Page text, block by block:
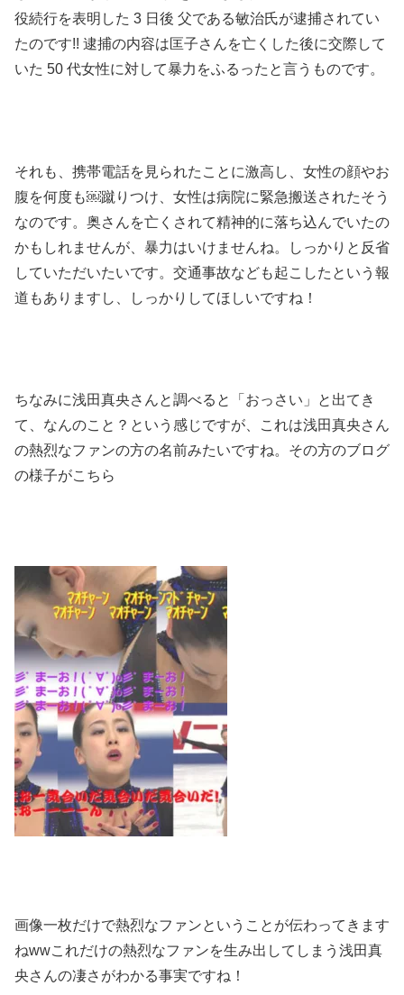
役続行を表明した 3 日後 父である敏治氏が逮捕されてい
たのです!! 逮捕の内容は匡子さんを亡くした後に交際して
いた 50 代女性に対して暴力をふるったと言うものです。
それも、携帯電話を見られたことに激高し、女性の顔やお
腹を何度も￼蹴りつけ、女性は病院に緊急搬送されたそう
なのです。奥さんを亡くされて精神的に落ち込んでいたの
かもしれませんが、暴力はいけませんね。しっかりと反省
していただいたいです。交通事故なども起こしたという報
道もありますし、しっかりしてほしいですね！
ちなみに浅田真央さんと調べると「おっさい」と出てき
て、なんのこと？という感じですが、これは浅田真央さん
の熱烈なファンの方の名前みたいですね。その方のブログ
の様子がこちら
画像一枚だけで熱烈なファンということが伝わってきます
ねwwこれだけの熱烈なファンを生み出してしまう浅田真
央さんの凄さがわかる事実ですね！